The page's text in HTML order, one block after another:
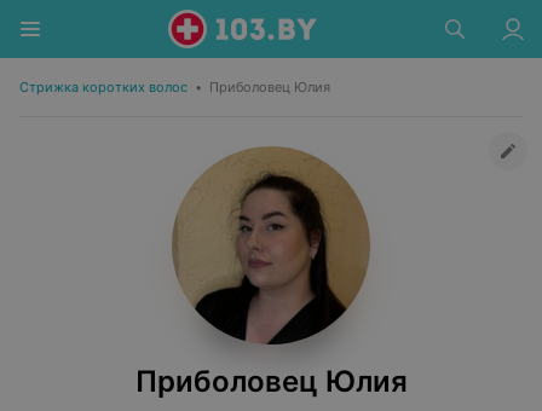
Стрижка коротких волос • Приболовец Юлия
Приболовец Юлия